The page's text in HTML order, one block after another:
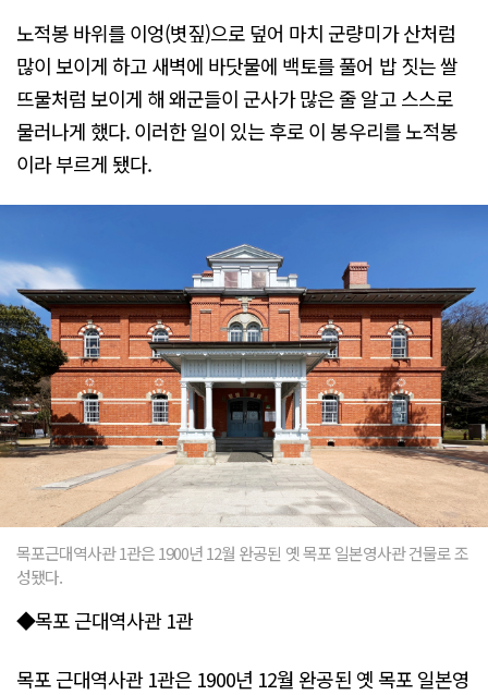
노적봉 바위를 이엉(볏짚)으로 덮어 마치 군량미가 산처럼
많이 보이게 하고 새벽에 바닷물에 백토를 풀어 밥 짓는 쌀
뜨물처럼 보이게 해 왜군들이 군사가 많은 줄 알고 스스로
물러나게 했다. 이러한 일이 있는 후로 이 봉우리를 노적봉
이라 부르게 됐다.
목포근대역사관 1관은 1900년 12월 완공된 옛 목포 일본영사관 건물로 조
성됐다.
◆목포 근대역사관 1관
목포 근대역사관 1관은 1900년 12월 완공된 옛 목포 일본영